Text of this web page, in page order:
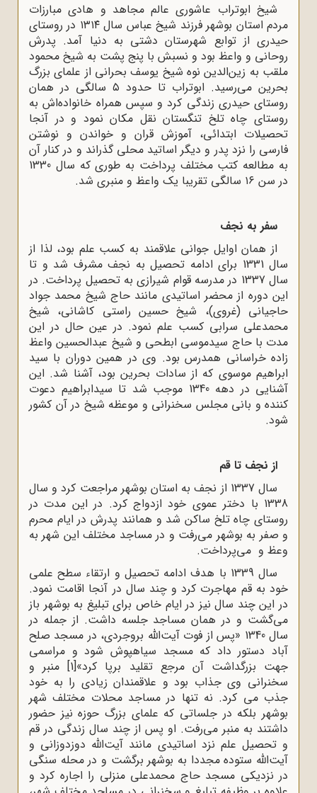
شیخ ابوتراب عاشوری عالم مجاهد و هادی مبارزات
مردم استان بوشهر فرزند شیخ عباس سال ۱۳۱۴ در روستای
حیدری از توابع شهرستان دشتی به دنیا آمد. پدرش
روحانی و واعظ بود و نسبش با پنج پشت به شیخ محمود
ملقب به زین‌الدین نوه شیخ یوسف بحرانی از علمای بزرگ
بحرین می‌رسید. ابوتراب تا حدود ۵ سالگی در همان
روستای حیدری زندگی کرد و سپس همراه خانواده‌اش به
روستای چاه تلخ تنگستان نقل مکان نمود و در آنجا
تحصیلات ابتدائی، آموزش قران و خواندن و نوشتن
فارسی را نزد پدر و دیگر اساتید محلی گذراند و در کنار آن
به مطالعه کتب مختلف ‌پرداخت به طوری که سال 1330
در سن ۱۶ سالگی تقریبا یک واعظ و منبری شد.
سفر به نجف
از همان اوایل جوانی علاقمند به کسب علم بود، لذا از
سال 1331 برای ادامه تحصیل به نجف مشرف شد و تا
سال 1337 در مدرسه قوام شیرازی به تحصیل پرداخت. در
این دوره از محضر اساتیدی مانند حاج شیخ محمد جواد
حاجیانی (غروی)، شیخ حسین راستی کاشانی، شیخ
محمدعلی سرابی کسب علم نمود. در عین حال در این
مدت با حاج سیدموسی ابطحی و شیخ عبدالحسین واعظ
زاده خراسانی همدرس بود. وی در همین دوران با سید
ابراهیم موسوی که از سادات بحرین بود، آشنا شد. این
آشنایی در دهه 1340 موجب شد تا سیدابراهیم دعوت
کننده و بانی مجلس سخنرانی و موعظه شیخ در آن کشور
شود.
از نجف تا قم
سال 1337 از نجف به استان بوشهر مراجعت کرد و سال
1338 با دختر عموی خود ازدواج کرد. در این مدت در
روستای چاه تلخ ساکن شد و همانند پدرش در ایام محرم
و صفر به بوشهر می‌رفت و در مساجد مختلف این شهر به
وعظ و می‌پرداخت.
سال 1339 با هدف ادامه تحصیل و ارتقاء سطح علمی
خود به قم مهاجرت کرد و چند سال در آنجا اقامت نمود.
در این چند سال نیز در ایام خاص برای تبلیغ به بوشهر باز
می‌گشت و در همان مساجد جلسه داشت. از جمله در
سال 1340 «پس از فوت آیت‌الله بروجردی، در مسجد صلح
آباد دستور داد که مسجد سیاهپوش شود و مراسمی
جهت بزرگداشت آن مرجع تقلید برپا کرد»[1]منبر و
سخنرانی وی جذاب بود و علاقمندان زیادی را به خود
جذب می کرد. نه تنها در مساجد محلات مختلف شهر
بوشهر بلکه در جلساتی که علمای بزرگ حوزه نیز حضور
داشتند به منبر می‌رفت. او پس از چند سال زندگی در قم
و تحصیل علم نزد اساتیدی مانند آیت‌الله دوزدوزانی و
آیت‌الله ستوده مجددا به بوشهر برگشت و در محله سنگی
در نزدیکی مسجد حاج محمدعلی منزلی را اجاره کرد و